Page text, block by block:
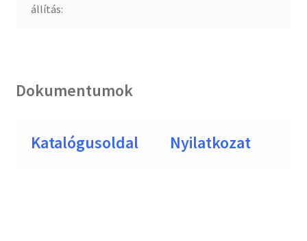
állítás:
Dokumentumok
Katalógusoldal Nyilatkozat